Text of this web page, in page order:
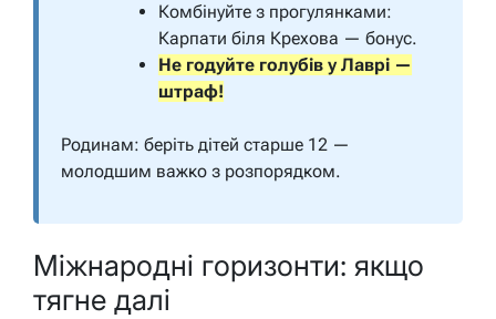
Комбінуйте з прогулянками:
Карпати біля Крехова — бонус.
Не годуйте голубів у Лаврі —
штраф!
Родинам: беріть дітей старше 12 —
молодшим важко з розпорядком.
Міжнародні горизонти: якщо
тягне далі